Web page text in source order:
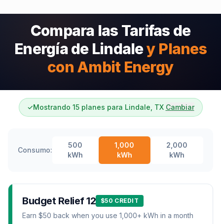
Compara las Tarifas de
Energía de Lindaley Planes
con Ambit Energy
✓Mostrando 15 planes para Lindale, TX Cambiar
Consumo:
500
kWh
1,000
kWh
2,000
kWh
Budget Relief 12 $50 CREDIT
Earn $50 back when you use 1,000+ kWh in a month